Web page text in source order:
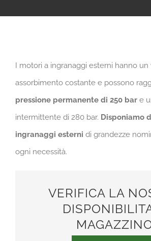
I motori a ingranaggi esterni hanno
assorbimento costante e possono
pressione permanente di 250 bar e
intermittente di 280 bar. Disponiamo
ingranaggi esterni di grandezze
ogni necessità.
VERIFICA LA